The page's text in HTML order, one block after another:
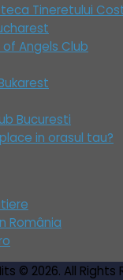
Tineretului
Angels Club
Bucuresti
in orasul tau?
România
© 2026. All Rights